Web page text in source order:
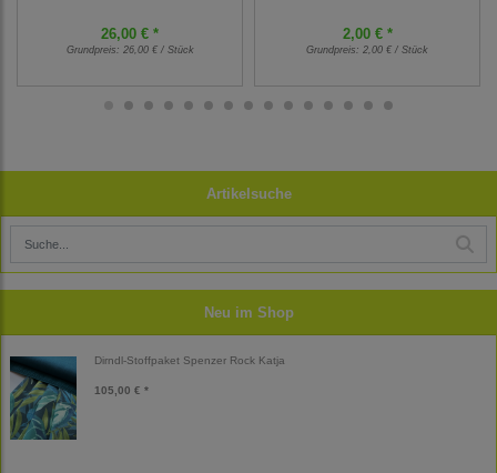
Artikelsuche
Neu im Shop
Dirndl-Stoffpaket Spenzer Rock Katja
105,00 € *
26,00 € *
Grundpreis: 26,00 € / Stück
2,00 € *
Grundpreis: 2,00 € / Stück